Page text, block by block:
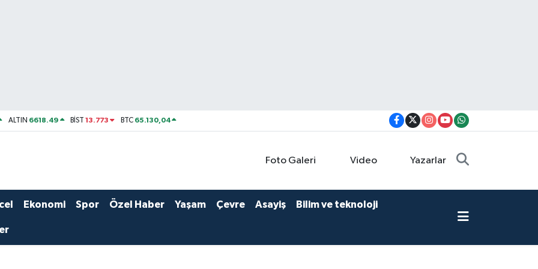
ALTIN 6618.49 BİST13.773 BTC 65.130,04
Foto Galeri Video Yazarlar
Ekonomi Spor Özel Haber Yaşam Çevre Asayiş Bilim ve teknoloji